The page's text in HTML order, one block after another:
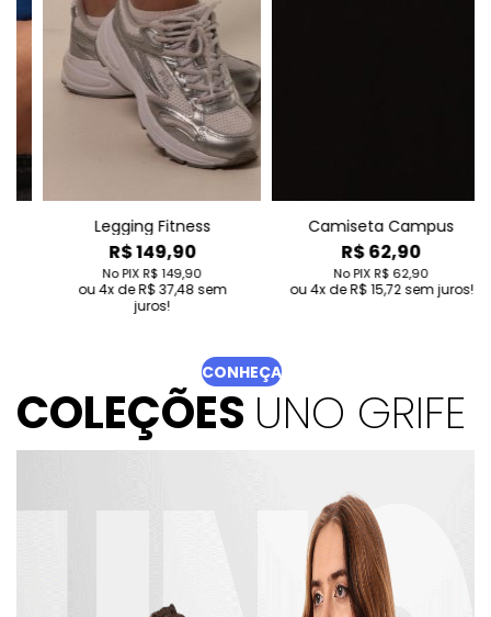
Camiseta Campus
R$ 62,90
4 deR$ 15,72sem juros!
No PIXR$ 62,90
Camiseta DryCool
Fitness
R$ 99,90
No PIXR$ 99,90
CONHEÇA
COLEÇÕES UNO GRIFE